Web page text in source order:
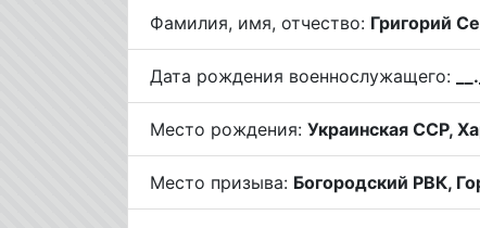
Фамилия, имя, отчество: Григорий
Дата рождения военнослужащего:
Место рождения: Украинская ССР,
Место призыва: Богородский РВК,